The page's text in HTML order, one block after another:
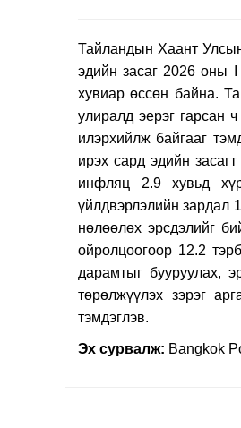
Тайландын Хаант
эдийн засаг 2026 оны
хувиар өссөн байна.
улиралд эерэг гарсан
илэрхийлж байгааг
ирэх сард эдийн
инфляц 2.9 хувьд
үйлдвэрлэлийн зардал
нөлөөлөх эрсдэлийг
ойролцоогоор 12.2
дарамтыг бууруулах,
төрөлжүүлэх зэрэг
тэмдэглэв.
Эх сурвалж: Bangkok